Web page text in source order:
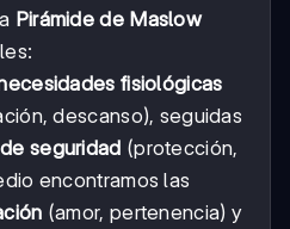
Pirámide de Maslow
fisiológicas
descanso), seguidas
seguridad (protección,
encontramos las
(amor, pertenencia) y